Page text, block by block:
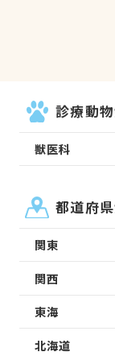
診療動
獣医科
都道府
関東
関西
東海
北海道